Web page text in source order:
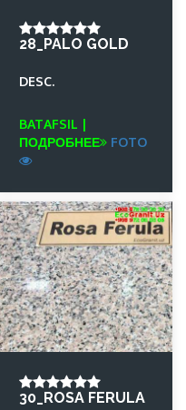
28_PALO GOLD
DESC.
BATAFSIL |
ПОДРОБНЕЕ
FOTO
30_ROSA FERULA